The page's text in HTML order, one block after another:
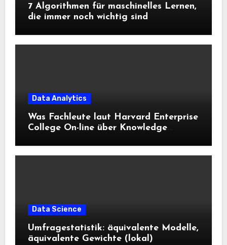
7 Algorithmen für maschinelles Lernen,
die immer noch wichtig sind
Data Analytics
Was Fachleute laut Harvard Enterprise
College On-line über Knowledge
Data Science
Umfragestatistik: äquivalente Modelle,
äquivalente Gewichte (lokal)